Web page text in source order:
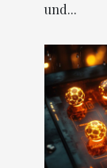
und...